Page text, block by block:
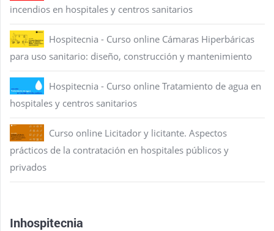
incendios en hospitales y centros sanitarios
Hospitecnia - Curso online Cámaras Hiperbáricas
para uso sanitario: diseño, construcción y mantenimiento
Hospitecnia - Curso online Tratamiento de agua en
hospitales y centros sanitarios
Curso online Licitador y licitante. Aspectos
prácticos de la contratación en hospitales públicos y
privados
Inhospitecnia